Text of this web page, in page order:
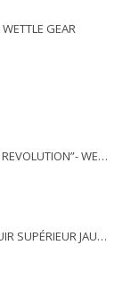
GEAR
PATTES D’OURS COURBÉES PU ” REVOLUTION”- WETTLE GEAR
GANTS DE BOXE PRO À LACET CUIR SUPÉRIEUR JAUNE FLUO - WETTLE GEAR